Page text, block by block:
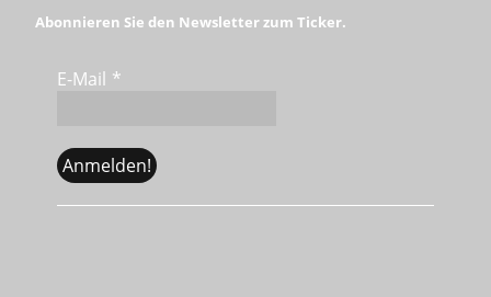
Abonnieren Sie den Newsletter zum Ticker.
E-Mail *